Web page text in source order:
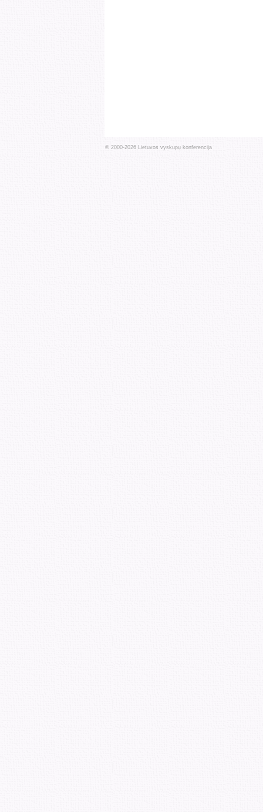
© 2000-2026 Lietuvos vyskupų konferencija